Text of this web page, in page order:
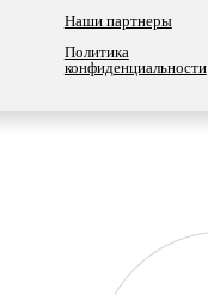
Наши партнеры
Политика
конфиденциальности